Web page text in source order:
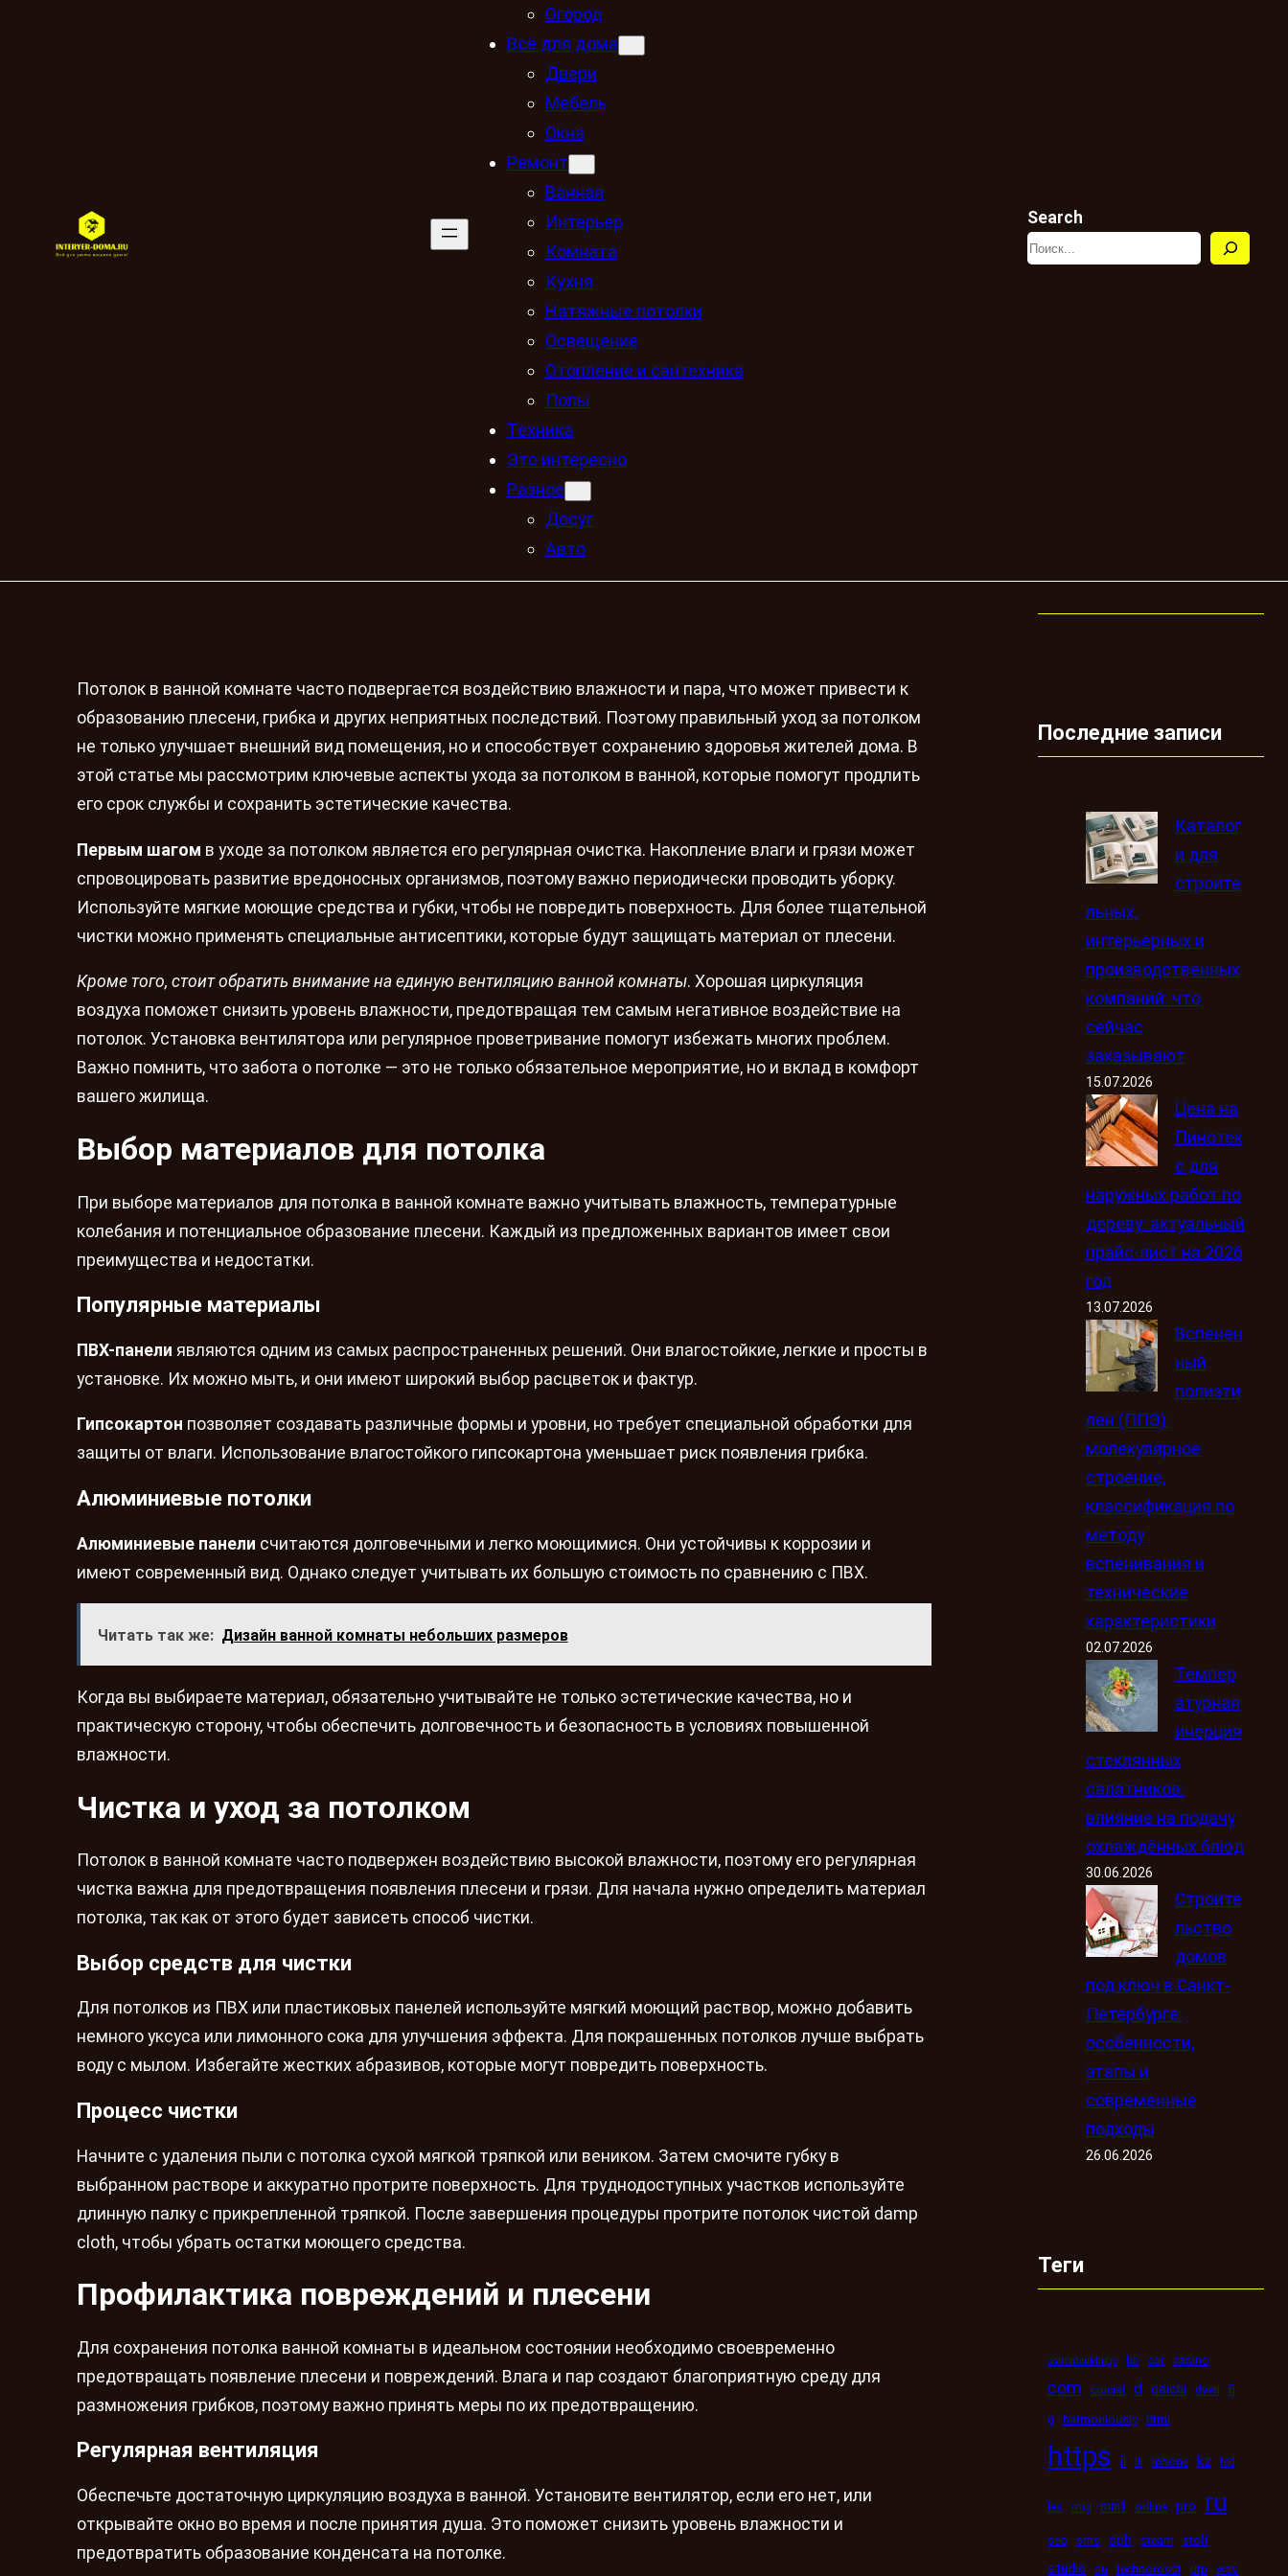
Огород
Всё для дома
Двери
Мебель
Окна
Ремонт
Ванная
Интерьер
Комната
Кухня
Натяжные потолки
Освещение
Отопление и сантехника
Полы
Техника
Это интересно
Разное
Досуг
Авто
Search
Потолок в ванной комнате часто подвергается воздействию влажности и пара, что может привести к
образованию плесени, грибка и других неприятных последствий. Поэтому правильный уход за потолком
не только улучшает внешний вид помещения, но и способствует сохранению здоровья жителей дома. В
этой статье мы рассмотрим ключевые аспекты ухода за потолком в ванной, которые помогут продлить
его срок службы и сохранить эстетические качества.
Первым шагом в уходе за потолком является его регулярная очистка. Накопление влаги и грязи может
спровоцировать развитие вредоносных организмов, поэтому важно периодически проводить уборку.
Используйте мягкие моющие средства и губки, чтобы не повредить поверхность. Для более тщательной
чистки можно применять специальные антисептики, которые будут защищать материал от плесени.
Кроме того, стоит обратить внимание на единую вентиляцию ванной комнаты. Хорошая циркуляция
воздуха поможет снизить уровень влажности, предотвращая тем самым негативное воздействие на
потолок. Установка вентилятора или регулярное проветривание помогут избежать многих проблем.
Важно помнить, что забота о потолке — это не только обязательное мероприятие, но и вклад в комфорт
вашего жилища.
Выбор материалов для потолка
При выборе материалов для потолка в ванной комнате важно учитывать влажность, температурные
колебания и потенциальное образование плесени. Каждый из предложенных вариантов имеет свои
преимущества и недостатки.
Популярные материалы
ПВХ-панели являются одним из самых распространенных решений. Они влагостойкие, легкие и просты в
установке. Их можно мыть, и они имеют широкий выбор расцветок и фактур.
Гипсокартон позволяет создавать различные формы и уровни, но требует специальной обработки для
защиты от влаги. Использование влагостойкого гипсокартона уменьшает риск появления грибка.
Алюминиевые потолки
Алюминиевые панели считаются долговечными и легко моющимися. Они устойчивы к коррозии и
имеют современный вид. Однако следует учитывать их большую стоимость по сравнению с ПВХ.
Читать так же: Дизайн ванной комнаты небольших размеров
Когда вы выбираете материал, обязательно учитывайте не только эстетические качества, но и
практическую сторону, чтобы обеспечить долговечность и безопасность в условиях повышенной
влажности.
Чистка и уход за потолком
Потолок в ванной комнате часто подвержен воздействию высокой влажности, поэтому его регулярная
чистка важна для предотвращения появления плесени и грязи. Для начала нужно определить материал
потолка, так как от этого будет зависеть способ чистки.
Выбор средств для чистки
Для потолков из ПВХ или пластиковых панелей используйте мягкий моющий раствор, можно добавить
немного уксуса или лимонного сока для улучшения эффекта. Для покрашенных потолков лучше выбрать
воду с мылом. Избегайте жестких абразивов, которые могут повредить поверхность.
Процесс чистки
Начните с удаления пыли с потолка сухой мягкой тряпкой или веником. Затем смочите губку в
выбранном растворе и аккуратно протрите поверхность. Для труднодоступных участков используйте
длинную палку с прикрепленной тряпкой. После завершения процедуры протрите потолок чистой damp
cloth, чтобы убрать остатки моющего средства.
Профилактика повреждений и плесени
Для сохранения потолка ванной комнаты в идеальном состоянии необходимо своевременно
предотвращать появление плесени и повреждений. Влага и пар создают благоприятную среду для
размножения грибков, поэтому важно принять меры по их предотвращению.
Регулярная вентиляция
Обеспечьте достаточную циркуляцию воздуха в ванной. Установите вентилятор, если его нет, или
открывайте окно во время и после принятия душа. Это поможет снизить уровень влажности и
предотвратить образование конденсата на потолке.
Последние записи
Каталог
и для
строите
льных,
интерьерных и
производственных
компаний: что
сейчас
заказывают
15.07.2026
Цена на
Пинотек
с для
наружных работ по
дереву: актуальный
прайс-лист на 2026
год
13.07.2026
Вспенен
ный
полиэти
лен (ППЭ):
молекулярное
строение,
классификация по
методу
вспенивания и
технические
характеристики
02.07.2026
Темпер
атурная
инерция
стеклянных
салатников:
влияние на подачу
охлаждённых блюд
30.06.2026
Строите
льство
домов
под ключ в Санкт-
Петербурге:
особенности,
этапы и
современные
подходы
26.06.2026
Теги
astronbuildings bb car casino
com crucial d daichi dveri fi
g harmoniously html
https ii iii iphone kz led
les mig mint online pro ru
seo sms spb steam stolf
studio su technorosst utp was